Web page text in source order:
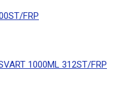
FRP
1000ML 312ST/FRP